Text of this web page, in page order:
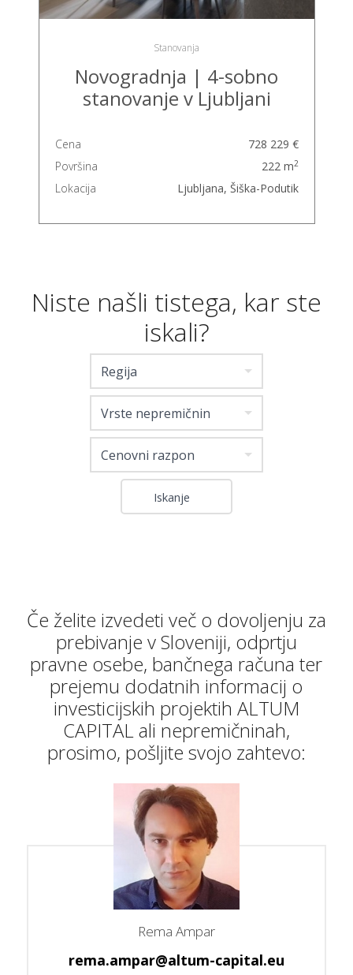
Stanovanja
Novogradnja | 4-sobno
stanovanje v Ljubljani
Cena
728 229 €
Površina
222 m2
Lokacija Ljubljana, Šiška-Podutik
Niste našli tistega, kar ste
iskali?
Regija
Vrste nepremičnin
Cenovni razpon
Če želite izvedeti več o dovoljenju za
prebivanje v Sloveniji, odprtju
pravne osebe, bančnega računa ter
prejemu dodatnih informacij o
investicijskih projektih ALTUM
CAPITAL ali nepremičninah,
prosimo, pošljite svojo zahtevo:
Rema Ampar
rema.ampar@altum-capital.eu